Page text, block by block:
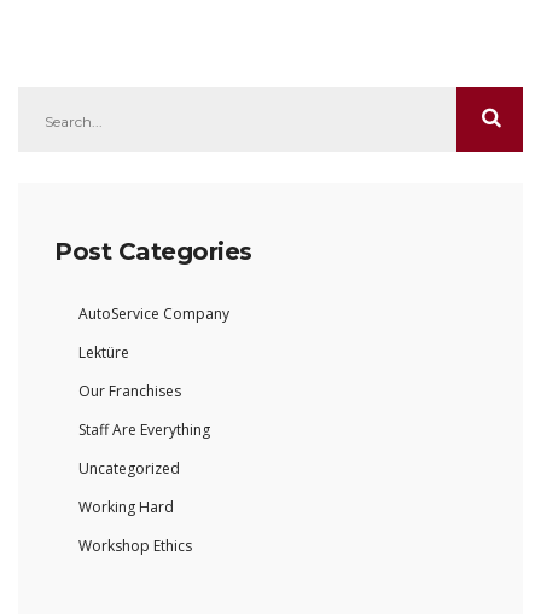
Post Categories
AutoService Company
Lektüre
Our Franchises
Staff Are Everything
Uncategorized
Working Hard
Workshop Ethics